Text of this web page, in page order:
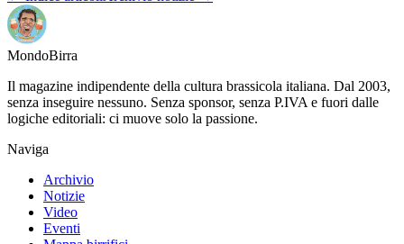
MondoBirra
Il magazine indipendente della cultura brassicola italiana. Dal 2003,
senza inseguire nessuno. Senza sponsor, senza P.IVA e fuori dalle
logiche editoriali: ci muove solo la passione.
Naviga
Archivio
Notizie
Video
Eventi